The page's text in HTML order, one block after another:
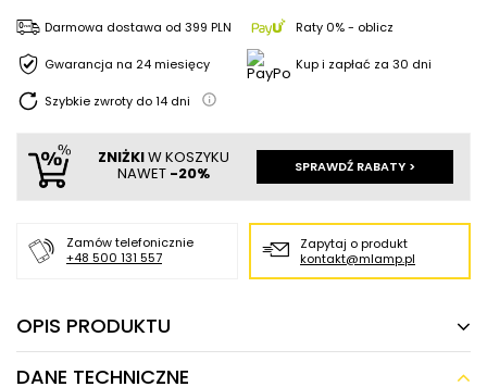
Darmowa dostawa od 399 PLN Raty 0% - oblicz
Gwarancja na 24 miesięcy Kup i zapłać za 30 dni
Szybkie zwroty do14 dni
ZNIŻKIW KOSZYKU
NAWET -20% SPRAWDŹ RABATY >
Zamów telefonicznie
+48 500 131 557
Zapytaj o produkt
kontakt@mlamp.pl
OPIS PRODUKTU
DANE TECHNICZNE